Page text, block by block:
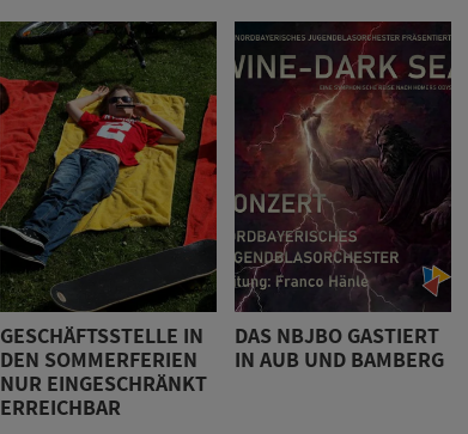
GESCHÄFTSSTELLE IN
DEN SOMMERFERIEN
NUR EINGESCHRÄNKT
ERREICHBAR
DAS NBJBO GASTIERT
IN AUB UND BAMBERG